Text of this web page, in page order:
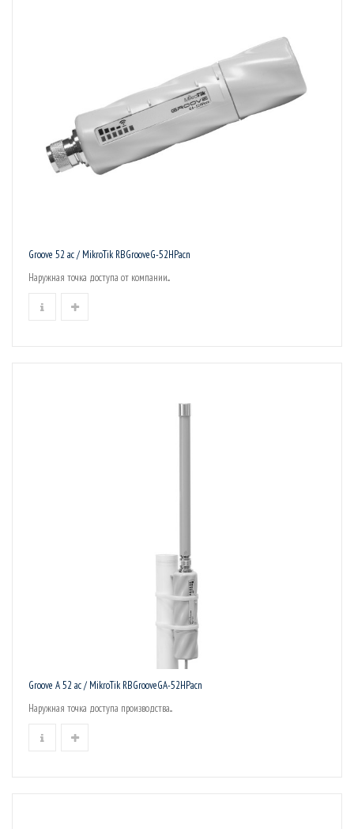
Groove 52 ac / MikroTik RBGrooveG-52HPacn
Наружная точка доступа от компании...
Groove A 52 ac / MikroTik RBGrooveGA-52HPacn
Наружная точка доступа производства...